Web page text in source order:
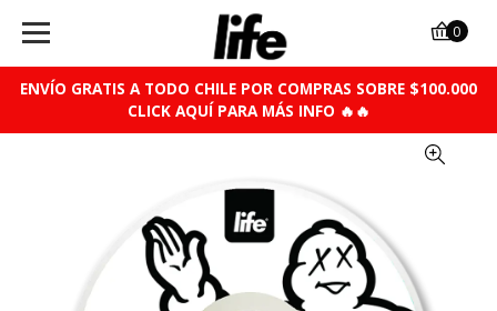
ENVÍO GRATIS A TODO CHILE POR COMPRAS SOBRE $100.000
CLICK AQUÍ PARA MÁS INFO 🔥🔥
0